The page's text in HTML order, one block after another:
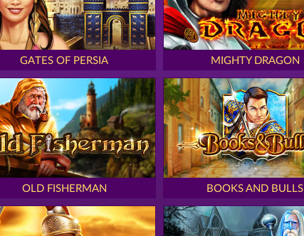
GATES OF PERSIA MIGHTY DRAGON
OLD FISHERMAN BOOKS AND BULLS